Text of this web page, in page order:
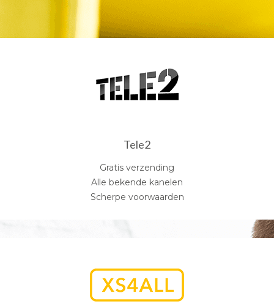
Tele2
Gratis verzending
Alle bekende kanelen
Scherpe voorwaarden